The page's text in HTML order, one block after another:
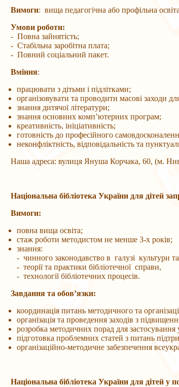
Вимоги: вища педагогічна або профільна
Умови роботи:
- Повна зайнятість;
- Стабільна заробітна плата;
- Повний соціальний пакет.
Вміння:
працювати з дітьми і підлітками;
організовувати та проводити масові заходи
знання дитячої літератури;
знання основних комп’ютерних програм;
креативність, ініціативність;
готовність до професійного
неконфліктність, відповідальність та
Наша адреса: вулиця Януша Корчака, 60, (м.
Національна бібліотека України для дітей
Вимоги:
повна вища освіта;
стаж роботи методистом не менше 3-х років;
знання:
- чинного законодавство в галузі культури та
- теорії та практики бібліотечної справи,
- технології бібліотечних процесів.
Завдання та обов’язки:
координація питань методичного та
організація та проведення заходів з
розробка методичних порад для застосування
підготовка проблемних статей з питань
організаційно-методичне забезпечення
Національна бібліотека України для дітей у